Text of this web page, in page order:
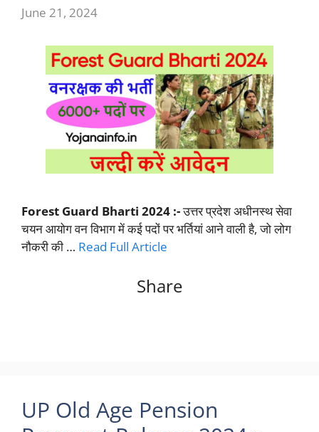
June 21, 2024
Forest Guard Bharti 2024 :-उत्तर प्रदेश अधीनस्थ सेवा
चयन आयोग वन विभाग में कई पदों पर भर्तियां आने वाली है, जो लोग
नौकरी की … Read Full Article
Share
UP Old Age Pension